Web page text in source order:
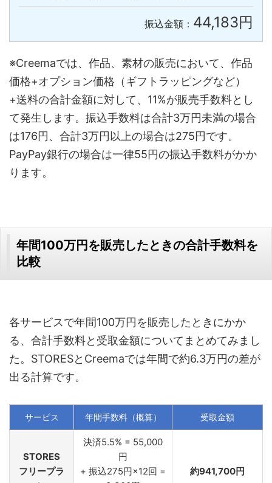
振込金額： 44,183円
※Creemaでは、作品、素材の販売において、作品
価格+オプション価格（ギフトラッピングなど）
+送料の合計金額に対して、11%が販売手数料とし
て発生します。振込手数料は合計3万円未満の場合
は176円、合計3万円以上の場合は275円です。
PayPay銀行の場合は一律55円の振込手数料がかか
ります。
年間100万円を販売したときの合計手数料を
比較
各サービスで年間100万円を販売したときにかか
る、合計手数料と受取金額についてまとめてみまし
た。STORESとCreemaでは年間で約6.3万円の差が
出る計算です。
サービス 年間手数料（概算） 受取金額
STORES
フリープラ
決済5.5% = 55,000
円
+ 振込275円×12回 =
約941,700円